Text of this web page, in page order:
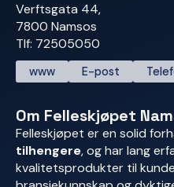
Verftsgata 44,
7800 Namsos
Tlf: 72505050
www E-post
Om Felleskjøpet
Felleskjøpet er en solid
tilhengere, og har lang
kvalitetsprodukter til